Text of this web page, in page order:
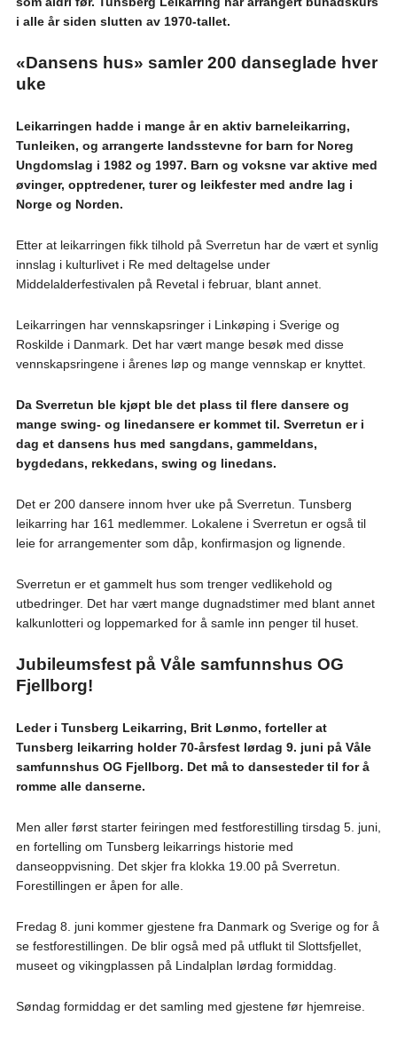
i alle år siden slutten av 1970-tallet.
«Dansens hus» samler 200 danseglade hver
uke
Leikarringen hadde i mange år en aktiv barneleikarring,
Tunleiken, og arrangerte landsstevne for barn for Noreg
Ungdomslag i 1982 og 1997. Barn og voksne var aktive med
øvinger, opptredener, turer og leikfester med andre lag i
Norge og Norden.
Etter at leikarringen fikk tilhold på Sverretun har de vært et synlig
innslag i kulturlivet i Re med deltagelse under
Middelalderfestivalen på Revetal i februar, blant annet.
Leikarringen har vennskapsringer i Linkøping i Sverige og
Roskilde i Danmark. Det har vært mange besøk med disse
vennskapsringene i årenes løp og mange vennskap er knyttet.
Da Sverretun ble kjøpt ble det plass til flere dansere og
mange swing- og linedansere er kommet til. Sverretun er i
dag et dansens hus med sangdans, gammeldans,
bygdedans, rekkedans, swing og linedans.
Det er 200 dansere innom hver uke på Sverretun. Tunsberg
leikarring har 161 medlemmer. Lokalene i Sverretun er også til
leie for arrangementer som dåp, konfirmasjon og lignende.
Sverretun er et gammelt hus som trenger vedlikehold og
utbedringer. Det har vært mange dugnadstimer med blant annet
kalkunlotteri og loppemarked for å samle inn penger til huset.
Jubileumsfest på Våle samfunnshus OG
Fjellborg!
Leder i Tunsberg Leikarring, Brit Lønmo, forteller at
Tunsberg leikarring holder 70-årsfest lørdag 9. juni på Våle
samfunnshus OG Fjellborg. Det må to dansesteder til for å
romme alle danserne.
Men aller først starter feiringen med festforestilling tirsdag 5. juni,
en fortelling om Tunsberg leikarrings historie med
danseoppvisning. Det skjer fra klokka 19.00 på Sverretun.
Forestillingen er åpen for alle.
Fredag 8. juni kommer gjestene fra Danmark og Sverige og for å
se festforestillingen. De blir også med på utflukt til Slottsfjellet,
museet og vikingplassen på Lindalplan lørdag formiddag.
Søndag formiddag er det samling med gjestene før hjemreise.